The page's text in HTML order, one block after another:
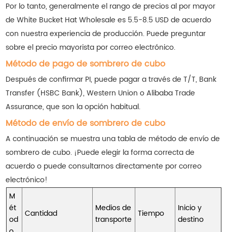
Por lo tanto, generalmente el rango de precios al por mayor
de White Bucket Hat Wholesale es 5.5-8.5 USD de acuerdo
con nuestra experiencia de producción. Puede preguntar
sobre el precio mayorista por correo electrónico.
Método de pago de sombrero de cubo
Después de confirmar PI, puede pagar a través de T/T, Bank
Transfer (HSBC Bank), Western Union o Alibaba Trade
Assurance, que son la opción habitual.
Método de envío de sombrero de cubo
A continuación se muestra una tabla de método de envío de
sombrero de cubo. ¡Puede elegir la forma correcta de
acuerdo o puede consultarnos directamente por correo
electrónico!
M
ét
od
Cantidad
Medios de
transporte
Tiempo
Inicio y
destino